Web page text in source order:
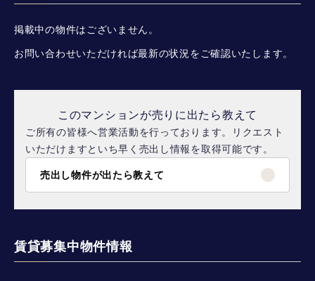
掲載中の物件はございません。
お問い合わせいただければ最新の状況をご確認いたします。
このマンションが売りに出たら教えて
ご所有の皆様へ営業活動を行っております。リクエスト
いただけますといち早く売出し情報を取得可能です。
売出し物件が出たら教えて
賃貸募集中物件情報